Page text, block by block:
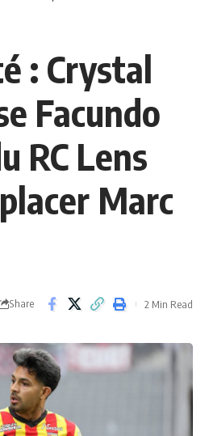
: Crystal
Facundo
RC Lens
Marc
Share
2 Min Read